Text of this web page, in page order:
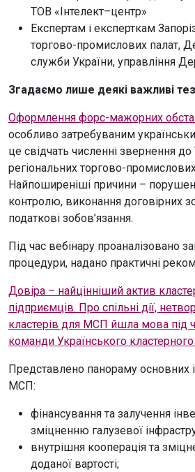
ТОВ «Інтелект–центр»
Експертам і експерткам
торгово-промислових палат,
служби України, управління
Згадаємо лише деякі важливі
Оформлення форс-мажорних
особливо затребуваним
це свідчать численні звернення
регіональних торгово-
Найпоширеніші причини –
контролю, виконання договірних
податкові зобов’язання.
Під час вебінару проаналізовано
процедури, надано практичні
Довіра – найцінніший актив
підприємців. Про спільні дії,
кластерів для МСП йшла мова під
команди Українського кластерного
Представлено панораму основних
МСП:
фінансування та залучення
зміцненню галузевої
внутрішня кооперація та
доданої вартості;